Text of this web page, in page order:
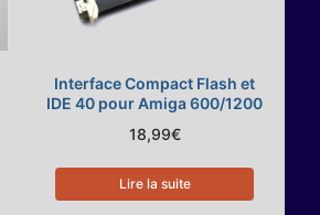
Interface Compact Flash et
IDE 40 pour Amiga 600/1200
18,99€
Lire la suite